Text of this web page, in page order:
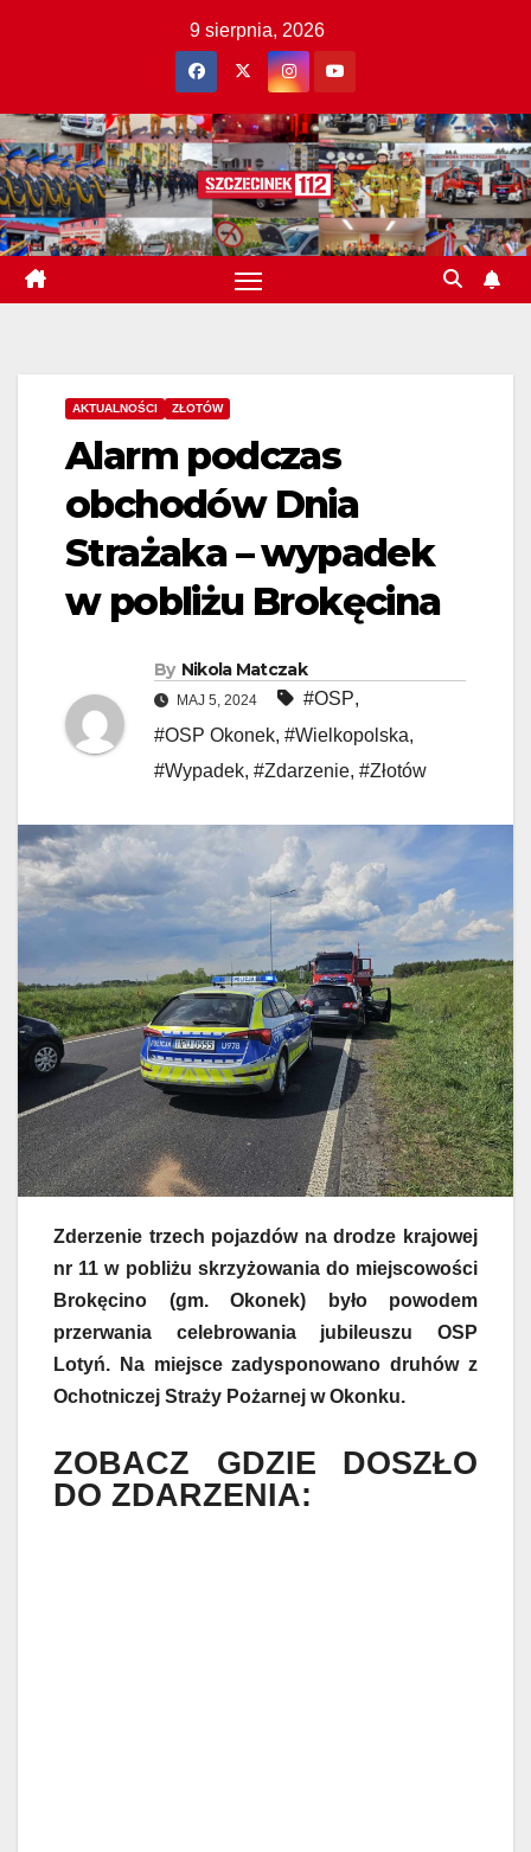
9 sierpnia, 2026
AKTUALNOŚCI ZŁOTÓW
Alarm podczas
obchodów Dnia
Strażaka – wypadek
w pobliżu Brokęcina
By Nikola Matczak
MAJ 5, 2024 #OSP,
#OSP Okonek, #Wielkopolska,
#Wypadek, #Zdarzenie, #Złotów
Zderzenie trzech pojazdów na drodze krajowej
nr 11 w pobliżu skrzyżowania do miejscowości
Brokęcino (gm. Okonek) było powodem
przerwania celebrowania jubileuszu OSP
Lotyń. Na miejsce zadysponowano druhów z
Ochotniczej Straży Pożarnej w Okonku.
ZOBACZ GDZIE DOSZŁO
DO ZDARZENIA: